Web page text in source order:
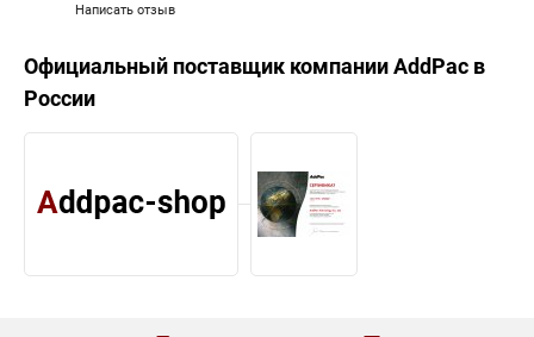
Написать отзыв
Официальный поставщик компанииAddPac в
России